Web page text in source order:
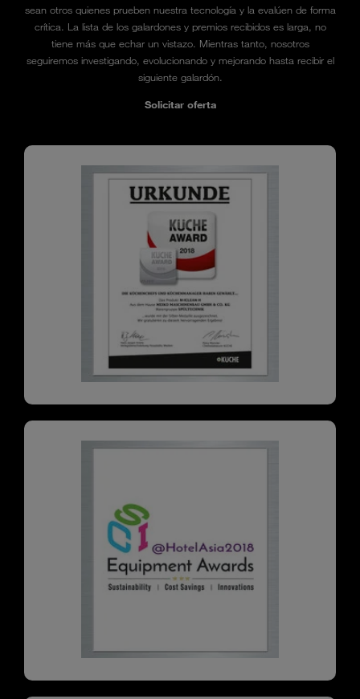
sean otros quienes prueben nuestra tecnología y la evalúen de forma
crítica. La lista de los galardones y premios recibidos es larga, no
tiene más que echar un vistazo. Mientras tanto, nosotros
seguiremos investigando, evolucionando y mejorando hasta recibir el
siguiente galardón.
Solicitar oferta